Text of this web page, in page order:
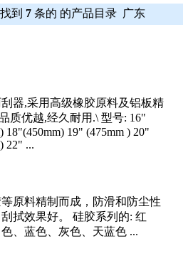
找到 7 条的 的产品目录 广东
器,采用高级橡胶原料及铝板精
质优越,经久耐用.\ 型号: 16"
18"(450mm) 19" (475mm ) 20"
22" ...
原料精制而成，防滑和防尘性
拭效果好。 硅胶系列的: 红
、蓝色、灰色、天蓝色 ...